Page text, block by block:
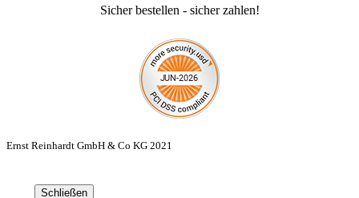
Sicher bestellen - sicher zahlen!
Ernst Reinhardt GmbH & Co KG 2021
Schließen